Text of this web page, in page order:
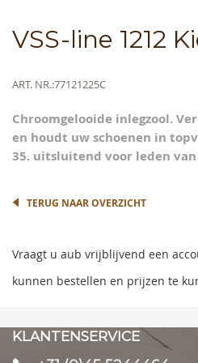
VSS-line 1212
Meer
ART. NR.77121225C
Chroomgelooide inlegzool.
en houdt uw schoenen in
35. uitsluitend voor leden van
Skip
to
the
TERUG NAAR OVERZICHT
Vraagt u aub vrijblijvend een
kunnen bestellen en prijzen te
KLANTENSERVICE